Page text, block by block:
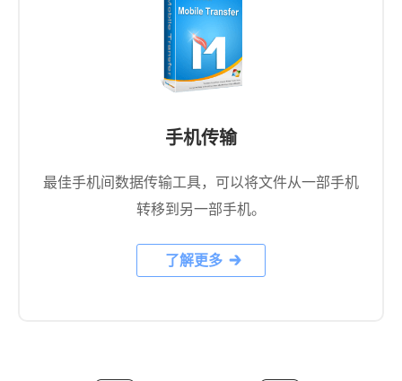
手机传输
最佳手机间数据传输工具，可以将文件从一部手机
转移到另一部手机。
了解更多